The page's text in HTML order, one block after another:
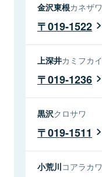
金沢東根カネザ
019-1522
上深井カミフカイ
019-1236
黒沢クロサワ
019-1511
小荒川コアラカワ